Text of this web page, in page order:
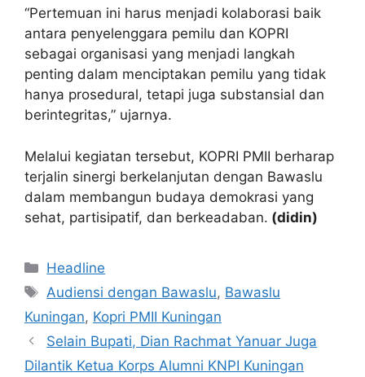
“Pertemuan ini harus menjadi kolaborasi baik
antara penyelenggara pemilu dan KOPRI
sebagai organisasi yang menjadi langkah
penting dalam menciptakan pemilu yang tidak
hanya prosedural, tetapi juga substansial dan
berintegritas,” ujarnya.
Melalui kegiatan tersebut, KOPRI PMII berharap
terjalin sinergi berkelanjutan dengan Bawaslu
dalam membangun budaya demokrasi yang
sehat, partisipatif, dan berkeadaban. (didin)
Kategori
Headline
Tag
Audiensi dengan Bawaslu, Bawaslu
Kuningan, Kopri PMII Kuningan
Selain Bupati, Dian Rachmat Yanuar Juga
Dilantik Ketua Korps Alumni KNPI Kuningan